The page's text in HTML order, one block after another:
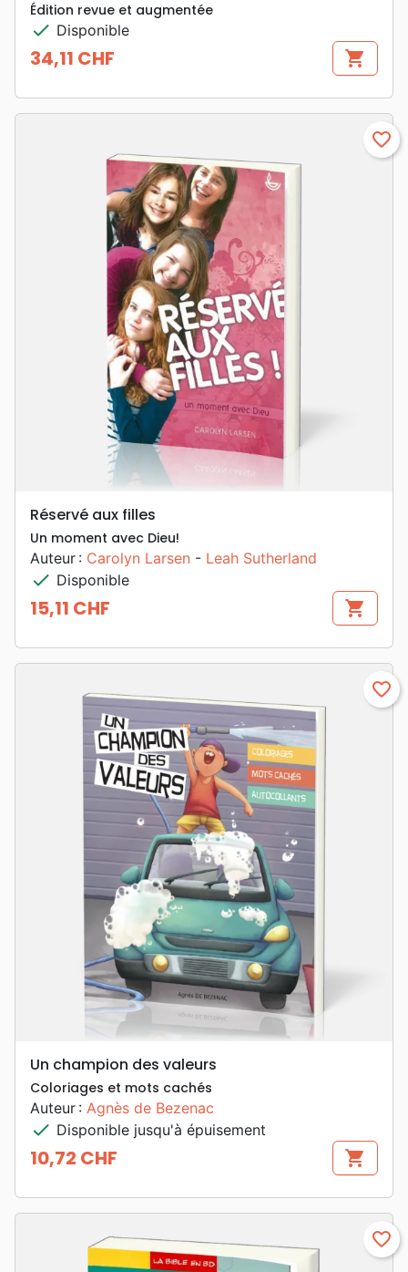
Édition revue et augmentée
check Disponible
Prix
34,11 CHF shopping_cart
favorite_border
Réservé aux filles
Un moment avec Dieu!
Auteur : Carolyn Larsen - Leah Sutherland
check Disponible
Prix
15,11 CHF shopping_cart
favorite_border
Un champion des valeurs
Coloriages et mots cachés
Auteur : Agnès de Bezenac
check Disponible jusqu'à épuisement
Prix
10,72 CHF shopping_cart
favorite_border